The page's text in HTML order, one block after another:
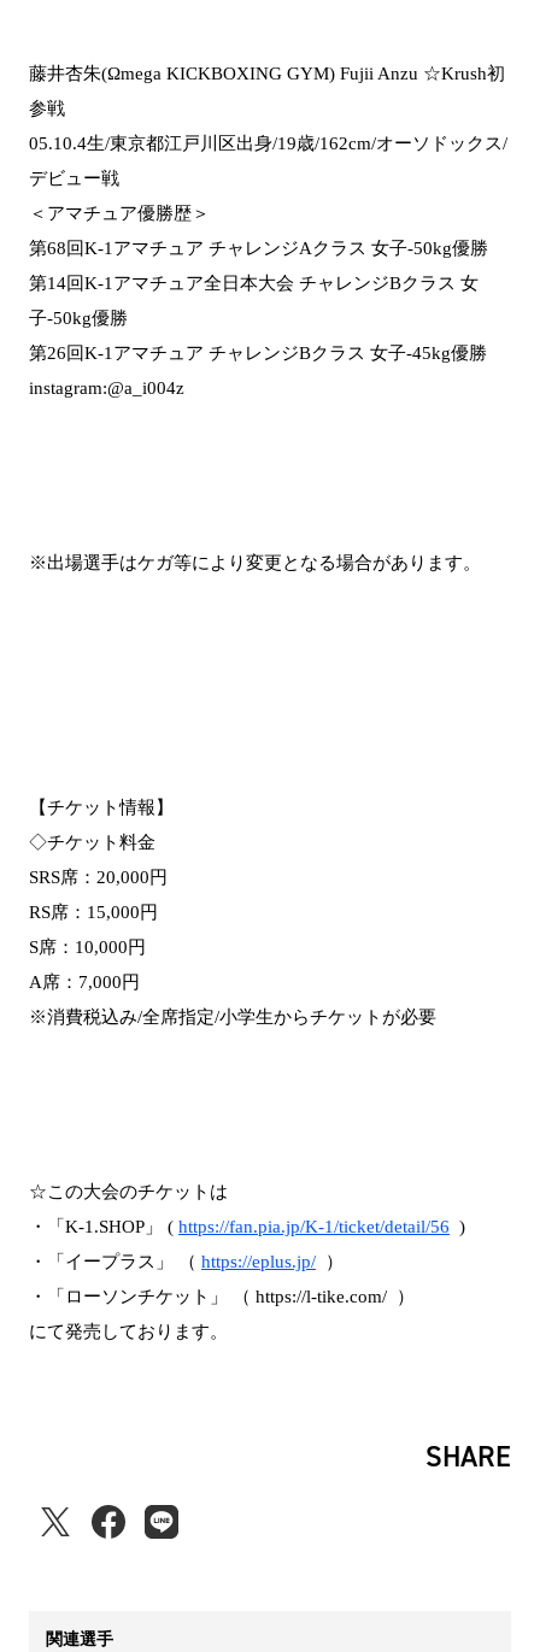
藤井杏朱(Ωmega KICKBOXING GYM) Fujii Anzu ☆Krush初
参戦
05.10.4生/東京都江戸川区出身/19歳/162cm/オーソドックス/
デビュー戦
＜アマチュア優勝歴＞
第68回K-1アマチュア チャレンジAクラス 女子-50kg優勝
第14回K-1アマチュア全日本大会 チャレンジBクラス 女
子-50kg優勝
第26回K-1アマチュア チャレンジBクラス 女子-45kg優勝
instagram:@a_i004z
※出場選手はケガ等により変更となる場合があります。
【チケット情報】
◇チケット料金
SRS席：20,000円
RS席：15,000円
S席：10,000円
A席：7,000円
※消費税込み/全席指定/小学生からチケットが必要
☆この大会のチケットは
・「K-1.SHOP」 ( https://fan.pia.jp/K-1/ticket/detail/56 )
・「イープラス」 （ https://eplus.jp/ ）
・「ローソンチケット」 （ https://l-tike.com/ ）
にて発売しております。
SHARE
関連選手